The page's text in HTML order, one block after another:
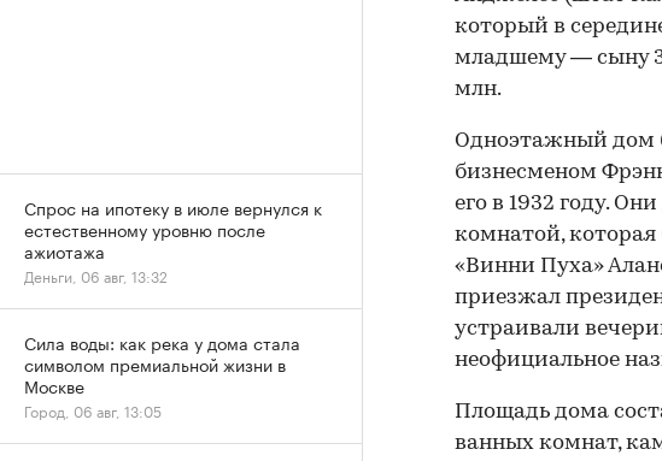
который в
младшему — сыну
млн.
Одноэтажный дом
бизнесменом
его в 1932 году.
комнатой,
«Винни Пуха»
приезжал
устраивали
неофициальное
Площадь дома
ванных комнат,
Спрос на ипотеку в июле вернулся к
естественному уровню после
ажиотажа
Деньги, 06 авг, 13:32
Сила воды: как река у дома стала
символом премиальной жизни в
Москве
Город, 06 авг, 13:05